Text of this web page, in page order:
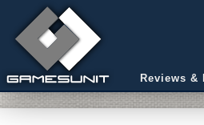
Reviews &